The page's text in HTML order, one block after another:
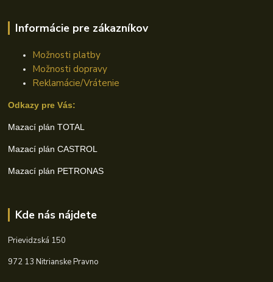
Informácie pre zákazníkov
Možnosti platby
Možnosti dopravy
Reklamácie/Vrátenie
Odkazy pre Vás:
Mazací plán TOTAL
Mazací plán CASTROL
Mazací plán PETRONAS
Kde nás nájdete
Prievidzská 150
972 13 Nitrianske Pravno